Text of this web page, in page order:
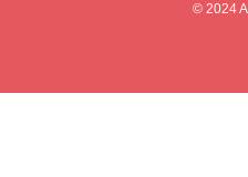
©2024